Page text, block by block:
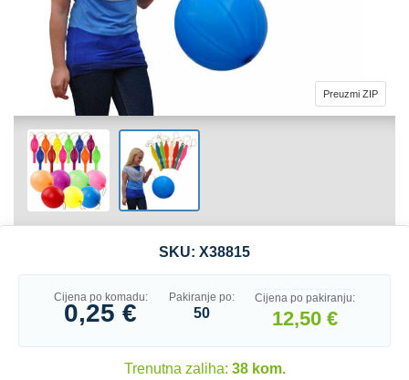
Preuzmi ZIP
SKU: X38815
Cijena po komadu:
0,25 €
Pakiranje po:
50
Cijena po pakiranju:
12,50 €
Trenutna zaliha: 38 kom.